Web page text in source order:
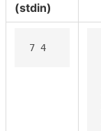
(stdin)
7 4